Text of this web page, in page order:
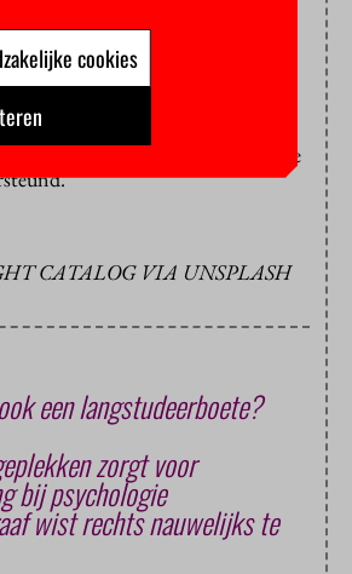
veel vertraging zeggen te
vertraagde onderzoekers? De
er in 2021 ten minste 1.429 te
NPO-middelen. Nog eens 536
vanuit de eigen middelen van de
CATALOG VIA UNSPLASH
een langstudeerboete?
zorgt voor
bij psychologie
wist rechts nauwelijks te
cookies